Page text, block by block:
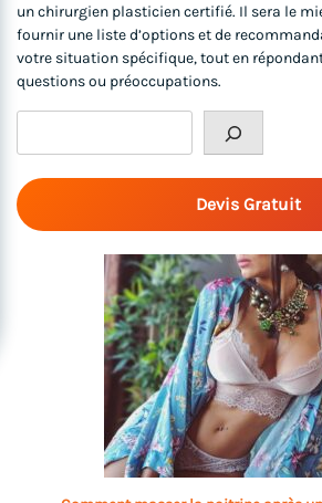
un chirurgien plasticien certifié. Il sera le
fournir une liste d’options et de
votre situation spécifique, tout en
questions ou préoccupations.
Devis Gratuit